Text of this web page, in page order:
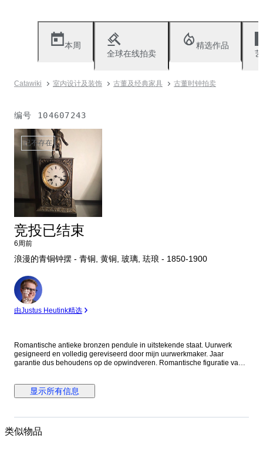
本周
全球在线拍卖
精选作品
Catawiki 室内设计及装饰 古董及经典家具 古董时钟拍卖
编号 104607243
已不存在
竞投已结束
6周前
浪漫的青铜钟摆 - 青铜, 黄铜, 玻璃, 珐琅 - 1850-1900
专
家
由Justus Heutink精选
Romantische antieke bronzen pendule in uitstekende staat. Uurwerk
gesigneerd en volledig gereviseerd door mijn uurwerkmaker. Jaar
garantie dus behoudens op de opwindveren. Romantische figuratie van
Puntgaaf emaille wijzerplaat. Uiteraard met opwindsleutel en zeer goed
verpakt en verzekerd verstuurd. Een eventuele koper dient er rekening
specifieke behandeling, het hangen, het eventueel bijstellen. Het is geen
worden. Het door u gekochte uurwerk is in mijn woning afgeregeld en
显示所有信息
类似物品